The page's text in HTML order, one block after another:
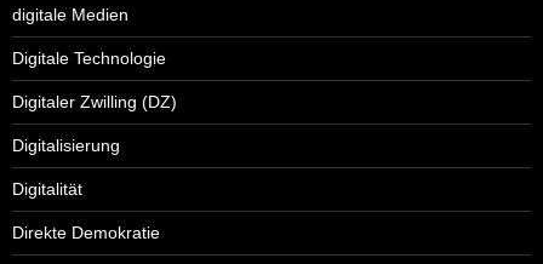
digitale Medien
Digitale Technologie
Digitaler Zwilling (DZ)
Digitalisierung
Digitalität
Direkte Demokratie